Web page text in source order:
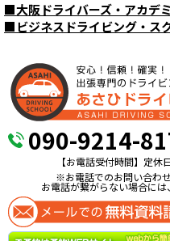
■大阪ドライバーズ・アカデ
■ビジネスドライビング・ス
090-9214-
【お電話受付時間】定
※お電話でのお問い合わ
お電話が繋がらない場合には